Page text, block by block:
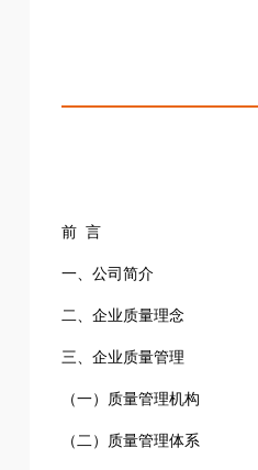
前 言
一、公司简介
二、企业质量理念
三、企业质量管理
（一）质量管理机构
（二）质量管理体系